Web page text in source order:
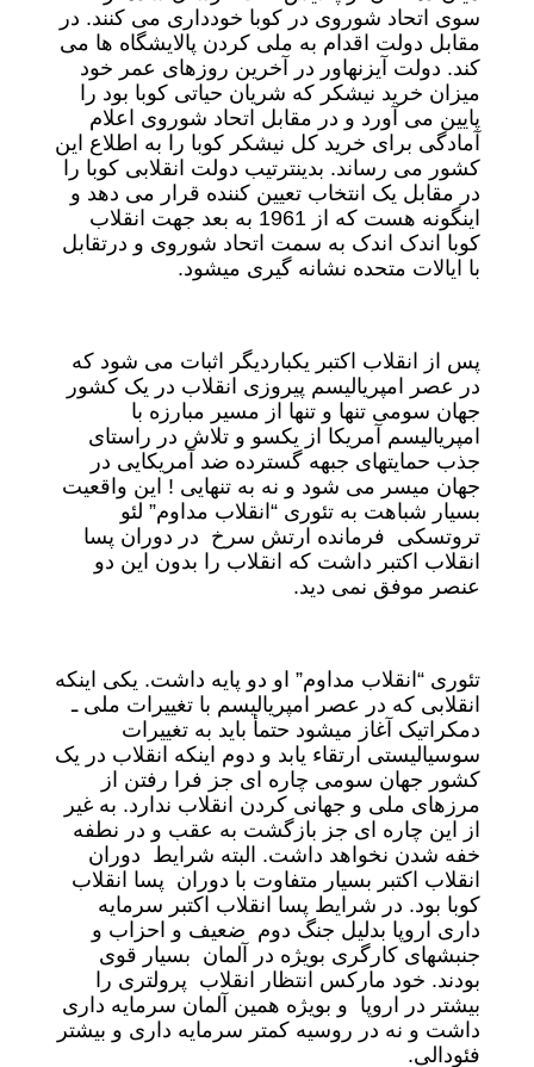
سوی اتحاد شوروی در کوبا خودداری می کنند. در
مقابل دولت اقدام به ملی کردن پالایشگاه ها می
کند. دولت آیزنهاور در آخرین روزهای عمر خود
میزان خرید نیشکر که شریان حیاتی کوبا بود را
پایین می آورد و در مقابل اتحاد شوروی اعلام
آمادگی برای خرید کل نیشکر کوبا را به اطلاع این
کشور می رساند. بدینترتیب دولت انقلابی کوبا را
در مقابل یک انتخاب تعیین کننده قرار می دهد و
اینگونه هست که از 1961 به بعد جهت انقلاب
کوبا اندک اندک به سمت اتحاد شوروی و درتقابل
با ایالات متحده نشانه گیری میشود.
پس از انقلاب اکتبر یکباردیگر اثبات می شود که
در عصر امپریالیسم پیروزی انقلاب در یک کشور
جهان سومی تنها و تنها از مسیر مبارزه با
امپریالیسم آمریکا از یکسو و تلاش در راستای
جذب حمایتهای جبهه گسترده ضد آمریکایی در
جهان میسر می شود و نه به تنهایی ! این واقعیت
بسیار شباهت به تئوری “انقلاب مداوم” لئو
تروتسکی فرمانده ارتش سرخ در دوران پسا
انقلاب اکتبر داشت که انقلاب را بدون این دو
عنصر موفق نمی دید.
تئوری “انقلاب مداوم” او دو پایه داشت. یکی اینکه
انقلابی که در عصر امپریالیسم با تغییرات ملی ـ
دمکراتیک آغاز میشود حتمأ باید به تغییرات
سوسیالیستی ارتقاء یابد و دوم اینکه انقلاب در یک
کشور جهان سومی چاره ای جز فرا رفتن از
مرزهای ملی و جهانی کردن انقلاب ندارد. به غیر
از این چاره ای جز بازگشت به عقب و در نطفه
خفه شدن نخواهد داشت. البته شرایط دوران
انقلاب اکتبر بسیار متفاوت با دوران پسا انقلاب
کوبا بود. در شرایط پسا انقلاب اکتبر سرمایه
داری اروپا بدلیل جنگ دوم ضعیف و احزاب و
جنبشهای کارگری بویژه در آلمان بسیار قوی
بودند. خود مارکس انتظار انقلاب پرولتری را
بیشتر در اروپا و بویژه همین آلمان سرمایه داری
داشت و نه در روسیه کمتر سرمایه داری و بیشتر
فئودالی.